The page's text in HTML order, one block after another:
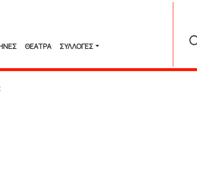
ΘΕΑΤΡΑ ΣΥΛΛΟΓΈΣ